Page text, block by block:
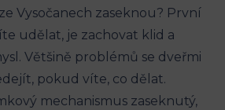
Vysočanech zaseknou? První
udělat, je zachovat klid a
Většině problémů se dveřmi
pokud víte, co dělat.
mechanismus zaseknutý,